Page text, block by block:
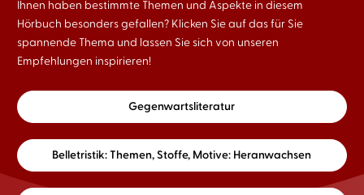
Ihnen haben bestimmte Themen und Aspekte in diesem
Hörbuch besonders gefallen? Klicken Sie auf das für Sie
spannende Thema und lassen Sie sich von unseren
Empfehlungen inspirieren!
Gegenwartsliteratur
Belletristik: Themen, Stoffe, Motive: Heranwachsen